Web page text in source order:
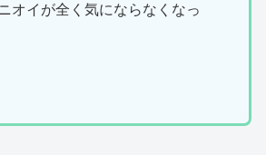
オイが全く気にならなくなっ